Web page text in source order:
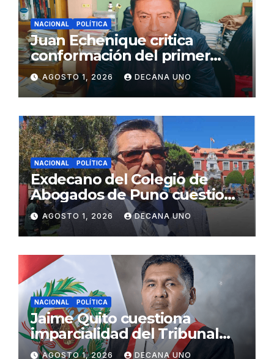
NACIONAL POLÍTICA
Juan Echenique critica
conformación del primer
gabinete ministerial de Keiko
Fujimori
AGOSTO 1, 2026 DECANA UNO
NACIONAL POLÍTICA
Exdecano del Colegio de
Abogados de Puno cuestiona
propuestas sobre seguridad
ciudadana
AGOSTO 1, 2026 DECANA UNO
NACIONAL POLÍTICA
Jaime Quito cuestiona
imparcialidad del Tribunal
Constitucional tras liberación
AGOSTO 1, 2026 DECANA UNO